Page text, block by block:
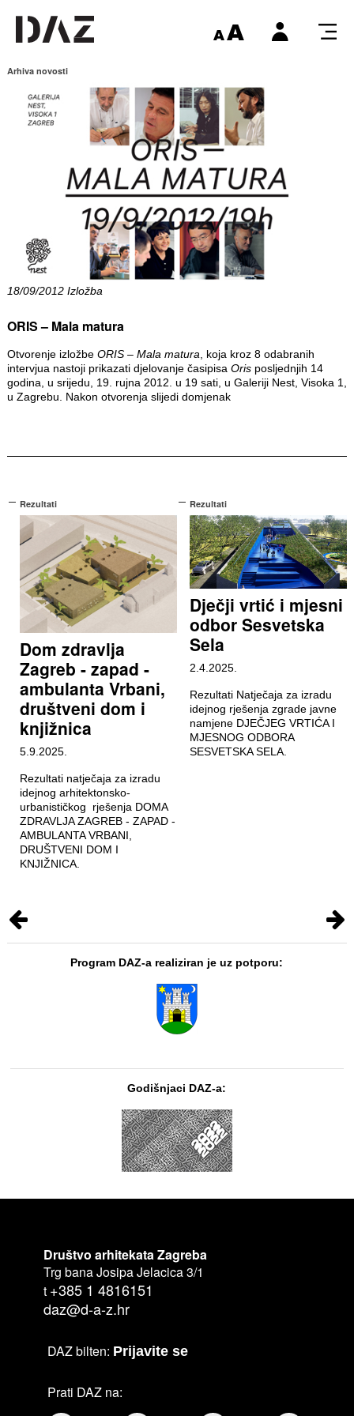
Arhiva novosti
18/09/2012 Izložba
ORIS – Mala matura
Otvorenje izložbe ORIS – Mala matura , koja kroz 8 odabranih
intervjua nastoji prikazati djelovanje časipisa Orisposljednjih 14
godina, u srijedu, 19. rujna 2012. u 19 sati, u Galeriji Nest, Visoka 1,
u Zagrebu. Nakon otvorenja slijedi domjenak
Rezultati
Dom zdravlja
Zagreb - zapad -
ambulanta Vrbani,
društveni dom i
knjižnica
5.9.2025.
Rezultati natječaja za izradu
idejnog arhitektonsko-
urbanističkog rješenja DOMA
ZDRAVLJA ZAGREB - ZAPAD -
AMBULANTA VRBANI,
DRUŠTVENI DOM I
KNJIŽNICA.
Rezultati
Dječji vrtić i mjesni
odbor Sesvetska
Sela
2.4.2025.
Rezultati Natječaja za izradu
idejnog rješenja zgrade javne
namjene DJEČJEG VRTIĆA I
MJESNOG ODBORA
SESVETSKA SELA.
Program DAZ-a realiziran je uz potporu:
Godišnjaci DAZ-a:
Društvo arhitekata Zagreba
Trg bana Josipa Jelacica 3/1
t +385 1 4816151
daz@d-a-z.hr
DAZ bilten: Prijavite se
Prati DAZ na: